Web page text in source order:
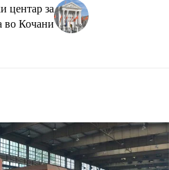
центар за
во Кочани